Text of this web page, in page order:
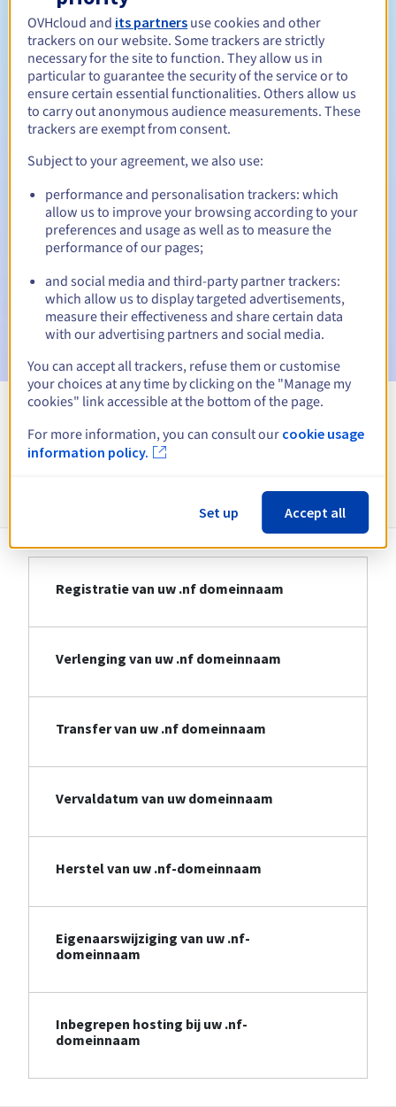
Verlengingsperiode Tussen 1 en 5 jaar
Inlosperiode 30 dagen
Waarschuwings-e-mails:60, 30, 15, 7 en 3 dagen vóór de
vervaldatum
E-mail op de vervaldatumom de schorsing van de
domeinnaam te melden
E-mail na de Redemption Grace Periodom de
verwijdering van de domeinnaam te melden
Bekijk alle extensies
Registratie van uw .nf domeinnaam
Verlenging van uw .nf domeinnaam
Transfer van uw .nf domeinnaam
Vervaldatum van uw domeinnaam
Herstel van uw .nf-domeinnaam
Eigenaarswijziging van uw .nf-
domeinnaam
Inbegrepen hosting bij uw .nf-
domeinnaam
OVHcloud and its partners use cookies and other
trackers on our website. Some trackers are strictly
necessary for the site to function. They allow us in
particular to guarantee the security of the service or to
ensure certain essential functionalities. Others allow us
to carry out anonymous audience measurements. These
trackers are exempt from consent.
Subject to your agreement, we also use:
performance and personalisation trackers: which
allow us to improve your browsing according to your
preferences and usage as well as to measure the
performance of our pages;
and social media and third-party partner trackers:
which allow us to display targeted advertisements,
measure their effectiveness and share certain data
with our advertising partners and social media.
You can accept all trackers, refuse them or customise
your choices at any time by clicking on the "Manage my
cookies" link accessible at the bottom of the page.
For more information, you can consult our cookie usage
information policy.
Set up Accept all